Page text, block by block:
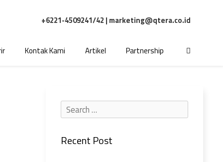
+6221-4509241/42 | marketing@qtera.co.id
Kontak Kami Artikel Partnership
Recent Post